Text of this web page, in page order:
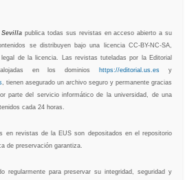
publica todas sus revistas en acceso abierto a su
se distribuyen bajo una licencia CC-BY-NC-SA,
de la licencia. Las revistas tuteladas por la Editorial
en los dominios https://editorial.us.es y
, tienen asegurado un archivo seguro y permanente gracias
parte del servicio informático de la universidad, de una
cada 24 horas.
en revistas de la EUS son depositados en el repositorio
de preservación garantiza.
regularmente para preservar su integridad, seguridad y